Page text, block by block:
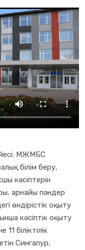
МЖМБС
білім беру,
кәсіптерін
арнайы пәндер
өндірістік оқыту
кәсіптік оқыту
біліктілік
Сингапур,